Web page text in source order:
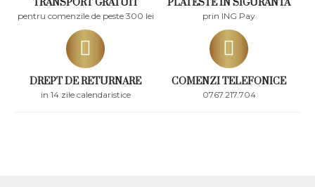
TRANSPORT GRATUIT
pentru comenzile de peste 300 lei
PLATESTE IN SIGURANTA
prin ING Pay
DREPT DE RETURNARE
in 14 zile calendaristice
COMENZI TELEFONICE
0767.217.704